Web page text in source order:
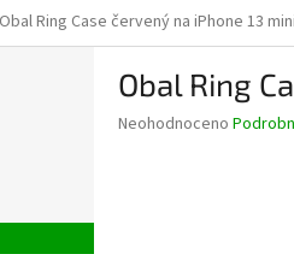
Obal Ring Case červený na iPhone 13 mini
Obal Ring
Průměrné
Neohodnoceno